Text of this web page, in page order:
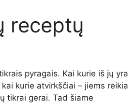
receptų
pyragais. Kai kurie iš jų yra
kurie atvirkščiai – jiems reikia
tikrai gerai. Tad šiame